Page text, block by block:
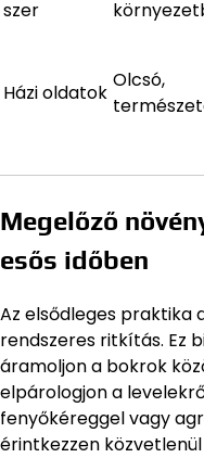
szer
Házi oldatok
Olcsó,
Megelőző
esős időben
Az elsődleges praktika
rendszeres ritkítás. Ez
áramoljon a bokrok
elpárologjon a
fenyőkéreggel vagy
érintkezzen